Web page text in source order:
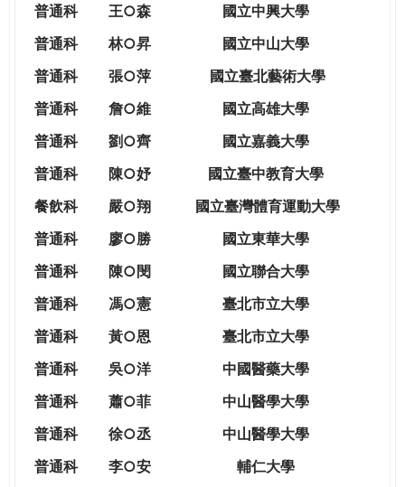
WAGOR
TODAY
WORLD
TOMORROW
CITIZENSHIP
普通科
王○森
國立中興大學
普通科
林○昇
國立中山大學
普通科
張○萍
國立臺北藝術大學
普通科
詹○維
國立高雄大學
普通科
劉○齊
國立嘉義大學
普通科
陳○妤
國立臺中教育大學
餐飲科
嚴○翔 國立臺灣體育運動大學
普通科
廖○勝
國立東華大學
普通科
陳○閔
國立聯合大學
普通科
馮○憲
臺北市立大學
普通科
黃○恩
臺北市立大學
普通科 吳○洋
中國醫藥大學
普通科
蕭○菲
中山醫學大學
普通科
徐○丞
中山醫學大學
普通科
李○安
輔仁大學